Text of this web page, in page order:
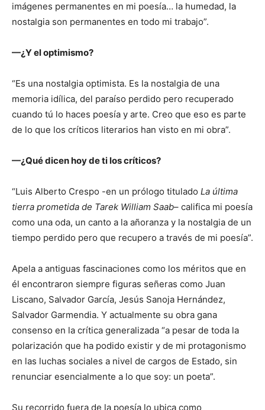
imágenes permanentes en mi poesía… la humedad, la
nostalgia son permanentes en todo mi trabajo”.
—¿Y el optimismo?
“Es una nostalgia optimista. Es la nostalgia de una
memoria idílica, del paraíso perdido pero recuperado
cuando tú lo haces poesía y arte. Creo que eso es parte
de lo que los críticos literarios han visto en mi obra”.
—¿Qué dicen hoy de ti los críticos?
“Luis Alberto Crespo -en un prólogo titulado La última
tierra prometida de Tarek William Saab– califica mi poesía
como una oda, un canto a la añoranza y la nostalgia de un
tiempo perdido pero que recupero a través de mi poesía”.
Apela a antiguas fascinaciones como los méritos que en
él encontraron siempre figuras señeras como Juan
Liscano, Salvador García, Jesús Sanoja Hernández,
Salvador Garmendia. Y actualmente su obra gana
consenso en la crítica generalizada “a pesar de toda la
polarización que ha podido existir y de mi protagonismo
en las luchas sociales a nivel de cargos de Estado, sin
renunciar esencialmente a lo que soy: un poeta”.
Su recorrido fuera de la poesía lo ubica como